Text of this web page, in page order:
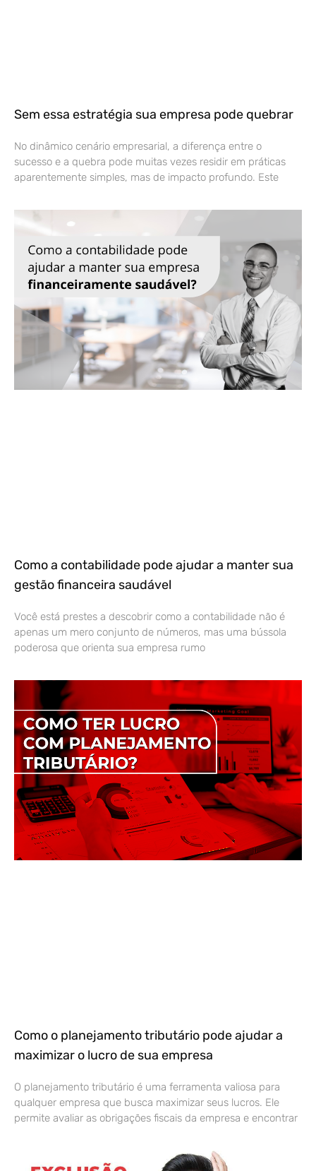
Sem essa estratégia sua empresa pode quebrar
No dinâmico cenário empresarial, a diferença entre o
sucesso e a quebra pode muitas vezes residir em práticas
aparentemente simples, mas de impacto profundo. Este
Como a contabilidade pode ajudar a manter sua
gestão financeira saudável
Você está prestes a descobrir como a contabilidade não é
apenas um mero conjunto de números, mas uma bússola
poderosa que orienta sua empresa rumo
Como o planejamento tributário pode ajudar a
maximizar o lucro de sua empresa
O planejamento tributário é uma ferramenta valiosa para
qualquer empresa que busca maximizar seus lucros. Ele
permite avaliar as obrigações fiscais da empresa e encontrar